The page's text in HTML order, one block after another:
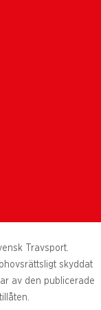
Travsport.
skyddat
av den publicerade